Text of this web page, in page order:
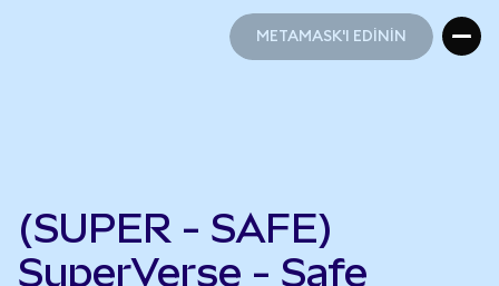
METAMASK'I EDİNİN
(SUPER - SAFE)
SuperVerse - Safe